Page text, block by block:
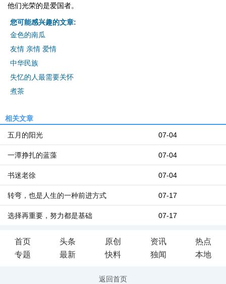
他们光荣的是爱国者。
您可能感兴趣的文章:
金色的南瓜
友情 亲情 爱情
中华民族
失忆的人最需要关怀
煮茶
相关文章
07-04
五月的阳光
07-04
一潭挣扎的蓝藻
07-04
书迷老徐
07-17
转弯，也是人生的一种前进方式
07-17
选择再重要，努力都是基础
首页 头条 原创 资讯
热点
专题
最新 快料 独闻 本地
返回首页